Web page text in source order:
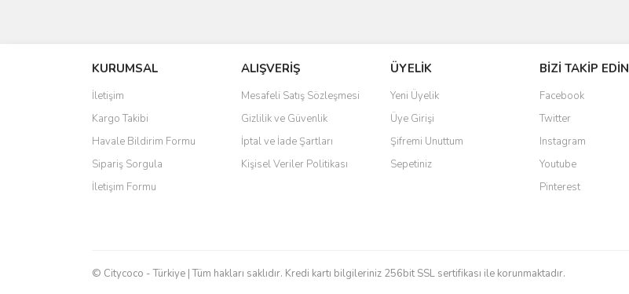
Ürün resmi kalitesiz, bozuk veya görüntülenemiyor.
Ürün açıklamasında eksik bilgiler bulunuyor.
Ürün bilgilerinde hatalar bulunuyor.
Ürün fiyatı diğer sitelerden daha pahalı.
Bu ürüne benzer farklı alternatifler olmalı.
KURUMSAL
İletişim
Kargo Takibi
Havale Bildirim Formu
Sipariş Sorgula
İletişim Formu
ALIŞVERİŞ
Mesafeli Satış Sözleşmesi
Gizlilik ve Güvenlik
İptal ve İade Şartları
Kişisel Veriler Politikası
ÜYELİK
Yeni Üyelik
Üye Girişi
Şifremi Unuttum
Sepetiniz
BİZİ TAKİP EDİN
Facebook
Twitter
Instagram
Youtube
Pinterest
© Citycoco - Türkiye | Tüm hakları saklıdır. Kredi kartı bilgileriniz 256bit SSL sertifikası ile korunmaktadır.